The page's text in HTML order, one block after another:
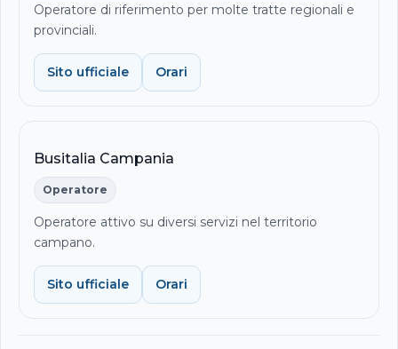
Operatore di riferimento per molte tratte regionali e
provinciali.
Sito ufficiale Orari
Busitalia Campania
Operatore
Operatore attivo su diversi servizi nel territorio
campano.
Sito ufficiale Orari